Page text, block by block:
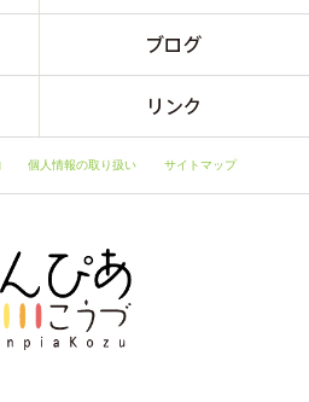
個人情報の取り扱い サイトマップ